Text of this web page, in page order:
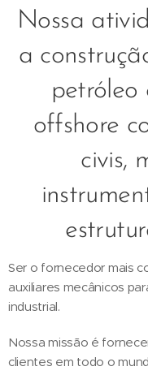
Nossa
a
petróleo
offshore
civis,
Ser o fornecedor mais
auxiliares mecânicos
industrial.
Nossa missão é
clientes em todo o